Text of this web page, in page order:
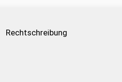
Rechtschreibung